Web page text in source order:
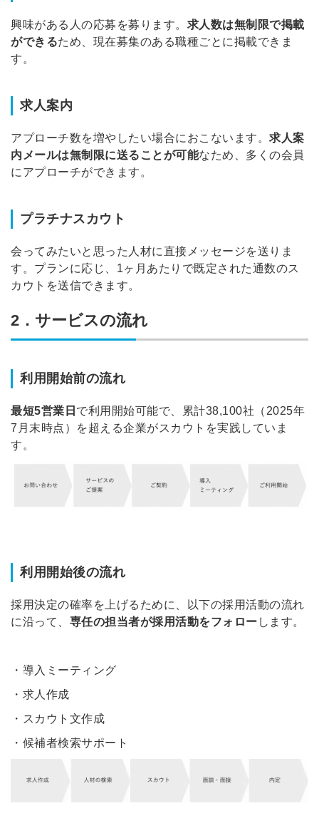
興味がある人の応募を募ります。 求人数は無制限で掲載
ができるため、現在募集のある職種ごとに掲載できま
す。
求人案内
アプローチ数を増やしたい場合におこないます。 求人案
内メールは無制限に送ることが可能なため、多くの会員
にアプローチができます。
プラチナスカウト
会ってみたいと思った人材に直接メッセージを送りま
す。プランに応じ、1ヶ月あたりで既定された通数のス
カウトを送信できます。
2．サービスの流れ
利用開始前の流れ
最短5営業日 で利用開始可能で、累計38,100社（2025年
7月末時点）
を超える企業がスカウトを実践していま
す。
利用開始後の流れ
採用決定の確率を上げるために、以下の採用活動の流れ
に沿って、 専任の担当者が採用活動をフォロー します。
・導入ミーティング
・求人作成
・スカウト文作成
・候補者検索サポート